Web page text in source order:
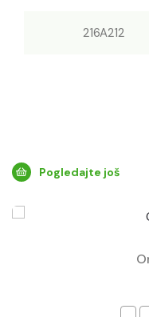
216A212
Pogledajte još